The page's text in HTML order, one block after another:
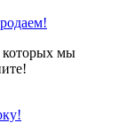
которых мы